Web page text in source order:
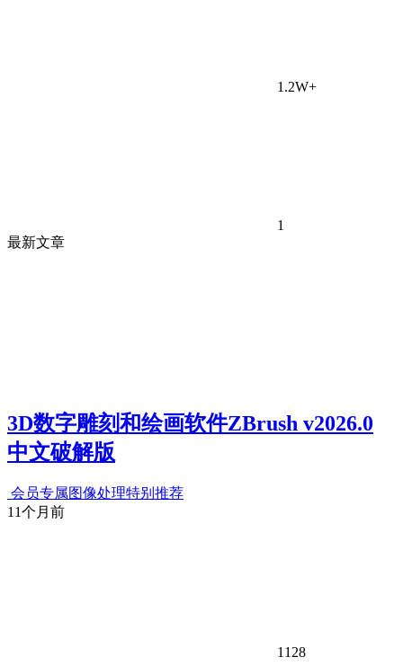
1.2W+
1
最新文章
3D数字雕刻和绘画软件ZBrush v2026.0
中文破解版
会员专属图像处理特别推荐
11个月前
1128